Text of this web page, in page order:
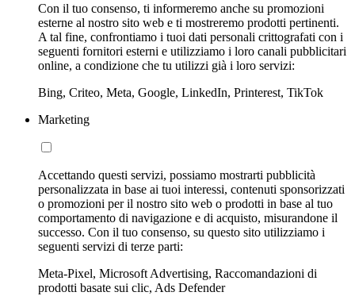
Con il tuo consenso, ti informeremo anche su promozioni
esterne al nostro sito web e ti mostreremo prodotti pertinenti.
A tal fine, confrontiamo i tuoi dati personali crittografati con i
seguenti fornitori esterni e utilizziamo i loro canali pubblicitari
online, a condizione che tu utilizzi già i loro servizi:
Bing, Criteo, Meta, Google, LinkedIn, Printerest, TikTok
Marketing
Accettando questi servizi, possiamo mostrarti pubblicità
personalizzata in base ai tuoi interessi, contenuti sponsorizzati
o promozioni per il nostro sito web o prodotti in base al tuo
comportamento di navigazione e di acquisto, misurandone il
successo. Con il tuo consenso, su questo sito utilizziamo i
seguenti servizi di terze parti:
Meta-Pixel, Microsoft Advertising, Raccomandazioni di
prodotti basate sui clic, Ads Defender